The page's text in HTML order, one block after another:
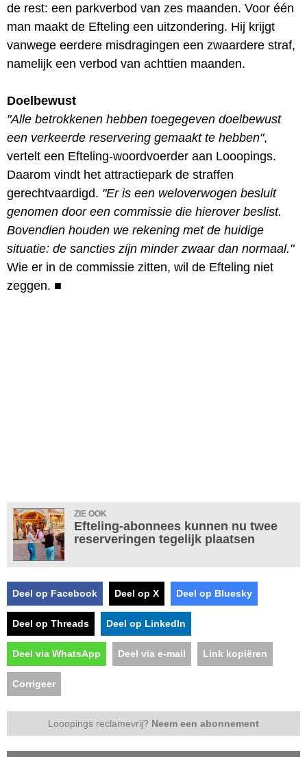
de rest: een parkverbod van zes maanden. Voor één
man maakt de Efteling een uitzondering. Hij krijgt
vanwege eerdere misdragingen een zwaardere straf,
namelijk een verbod van achttien maanden.
Doelbewust
"Alle betrokkenen hebben toegegeven doelbewust
een verkeerde reservering gemaakt te hebben",
vertelt een Efteling-woordvoerder aan Looopings.
Daarom vindt het attractiepark de straffen
gerechtvaardigd. "Er is een weloverwogen besluit
genomen door een commissie die hierover beslist.
Bovendien houden we rekening met de huidige
situatie: de sancties zijn minder zwaar dan normaal."
Wie er in de commissie zitten, wil de Efteling niet
zeggen. ■
ZIE OOK
Efteling-abonnees kunnen nu twee
reserveringen tegelijk plaatsen
Deel op Facebook Deel op X Deel op Bluesky
Deel op Threads Deel op LinkedIn
Deel via WhatsApp Deel via e-mail Link kopiëren
Corrigeer
Looopings reclamevrij? Neem een abonnement